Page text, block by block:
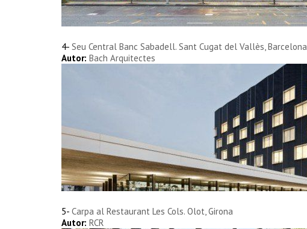
4- Seu Central Banc Sabadell. Sant Cugat del Vallès, Barcelona
Autor: Bach Arquitectes
5- Carpa al Restaurant Les Cols. Olot, Girona
Autor: RCR